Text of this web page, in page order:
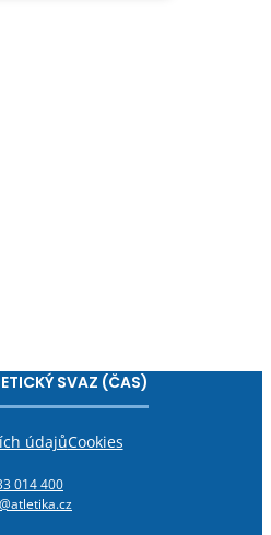
SVAZ (ČAS)
údajůCookies
014 400